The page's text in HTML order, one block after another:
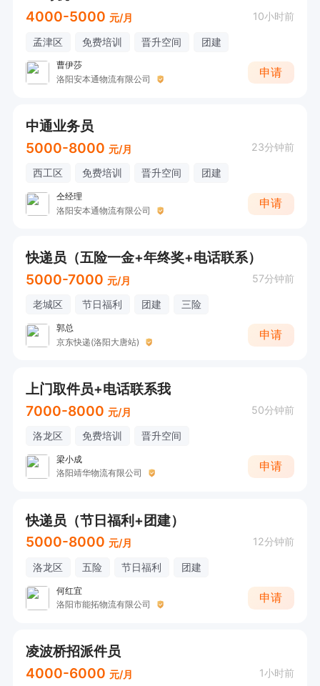
4000-5000 元/月 10小时前
孟津区 免费培训 晋升空间 团建
曹伊莎
洛阳安本通物流有限公司
申请
中通业务员
5000-8000 元/月 23分钟前
西工区 免费培训 晋升空间 团建
仝经理
洛阳安本通物流有限公司
申请
快递员（五险一金+年终奖+电话联系）
5000-7000 元/月 57分钟前
老城区 节日福利 团建 三险
郭总
京东快递(洛阳大唐站)
申请
上门取件员+电话联系我
7000-8000 元/月 50分钟前
洛龙区 免费培训 晋升空间
梁小成
洛阳靖华物流有限公司
申请
快递员（节日福利+团建）
5000-8000 元/月 12分钟前
洛龙区 五险 节日福利 团建
何红宜
洛阳市能拓物流有限公司
申请
凌波桥招派件员
4000-6000 元/月 1小时前